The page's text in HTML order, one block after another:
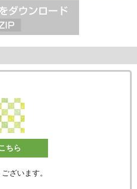
ちら
ざいます。